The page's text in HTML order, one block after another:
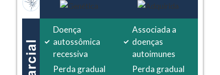
Doença
autossômica
recessiva
Perda gradual
Associada a
doenças
autoimunes
Perda gradual